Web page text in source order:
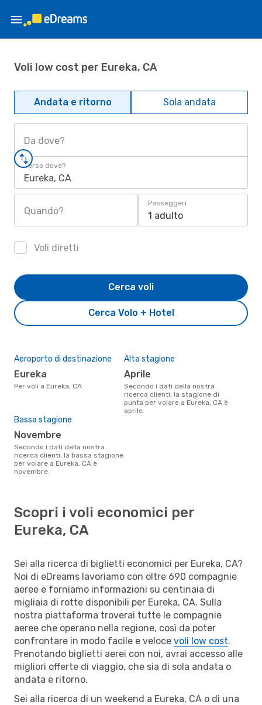
Voli low cost per Eureka, CA
Andata e ritorno Sola andata
Da dove?
Verso dove?
Eureka, CA
Quando?
Passeggeri
1 adulto
Voli diretti
Cerca Volo + Hotel
Cerca voli
Aeroporto di destinazione
Eureka
Per voli a Eureka, CA
Alta stagione
aprile
Secondo i dati della nostra
ricerca clienti, la stagione di
punta per volare a Eureka, CA è
aprile.
Bassa stagione
novembre
Secondo i dati della nostra
ricerca clienti, la bassa stagione
per volare a Eureka, CA è
novembre.
Scopri i voli economici per
Eureka, CA
Sei alla ricerca di biglietti economici per Eureka, CA?
Noi di eDreams lavoriamo con oltre 690 compagnie
aeree e forniamo informazioni su centinaia di
migliaia di rotte disponibili per Eureka, CA. Sulla
nostra piattaforma troverai tutte le compagnie
aeree che operano nella regione, così da poter
confrontare in modo facile e veloce voli low cost.
Prenotando biglietti aerei con noi, avrai accesso alle
migliori offerte di viaggio, che sia di sola andata o
andata e ritorno.
Sei alla ricerca di un weekend a Eureka, CA o di una